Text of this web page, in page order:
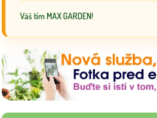
Váš tím MAX GARDEN!